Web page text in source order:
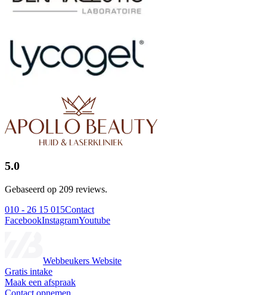
5.0
Gebaseerd op 209 reviews.
010 - 26 15 015Contact
FacebookInstagramYoutube
Webbeukers Website
Gratis intake
Maak een afspraak
Contact opnemen